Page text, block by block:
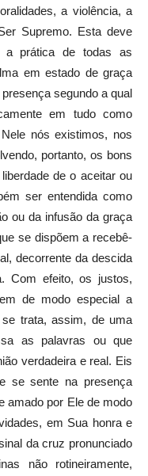
a violência, a
Supremo. Esta deve
a prática de todas as
em estado de graça
segundo a qual
em tudo como
nós existimos, nos
portanto, os bons
de o aceitar ou
ser entendida como
ou da infusão da graça
se dispõem a recebê-
decorrente da descida
Com efeito, os justos,
de modo especial a
trata, assim, de uma
as palavras ou que
verdadeira e real. Eis
se sente na presença
amado por Ele de modo
em Sua honra e
da cruz pronunciado
não rotineiramente,